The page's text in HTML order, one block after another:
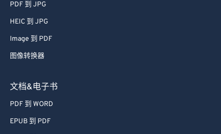
PDF 到 JPG
HEIC 到 JPG
Image 到 PDF
图像转换器
文档&电子书
PDF 到 WORD
EPUB 到 PDF